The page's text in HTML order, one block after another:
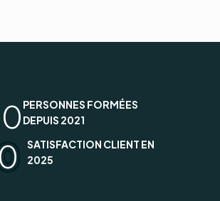
PERSONNES FORMÉES
DEPUIS 2021
SATISFACTION CLIENT EN
2025